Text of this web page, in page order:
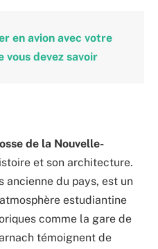
en avion avec votre
vous devez savoir
de la Nouvelle-
et son architecture.
ancienne du pays, est un
estudiantine
comme la gare de
témoignent de